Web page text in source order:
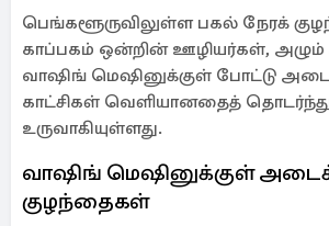
பெங்களூருவிலுள்ள பகல் நேரக்
காப்பகம் ஒன்றின் ஊழியர்கள்,
வாஷிங் மெஷினுக்குள் போட்டு
காட்சிகள் வெளியானதைத் தொடர்ந்து
உருவாகியுள்ளது.
வாஷிங் மெஷினுக்குள்
குழந்தைகள்